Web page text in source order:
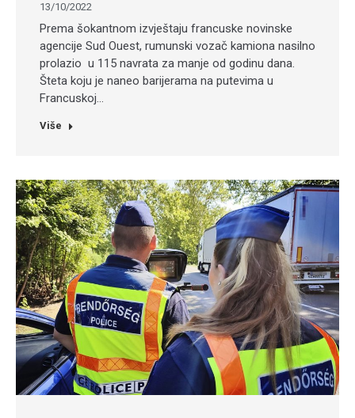
13/10/2022
Prema šokantnom izvještaju francuske novinske
agencije Sud Ouest, rumunski vozač kamiona nasilno
prolazio u 115 navrata za manje od godinu dana.
Šteta koju je naneo barijerama na putevima u
Francuskoj…
Više